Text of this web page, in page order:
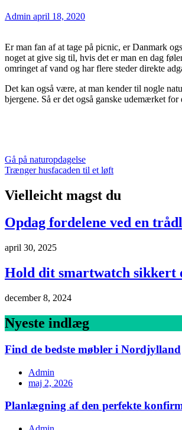
Admin april 18, 2020
Er man fan af at tage på picnic, er Danmark
noget at give sig til, hvis det er man en dag
omringet af vand og har flere steder direkte
Det kan også være, at man kender til nogle
bjergene. Så er det også ganske udemærket
Indlægsnavigation
Gå på naturopdagelse
Trænger husfacaden til et løft
Vielleicht magst du
Opdag fordelene ved en
april 30, 2025
Hold dit smartwatch sikkert
december 8, 2024
Nyeste indlæg
Find de bedste møbler i Nordjylland
Admin
maj 2, 2026
Planlægning af den perfekte